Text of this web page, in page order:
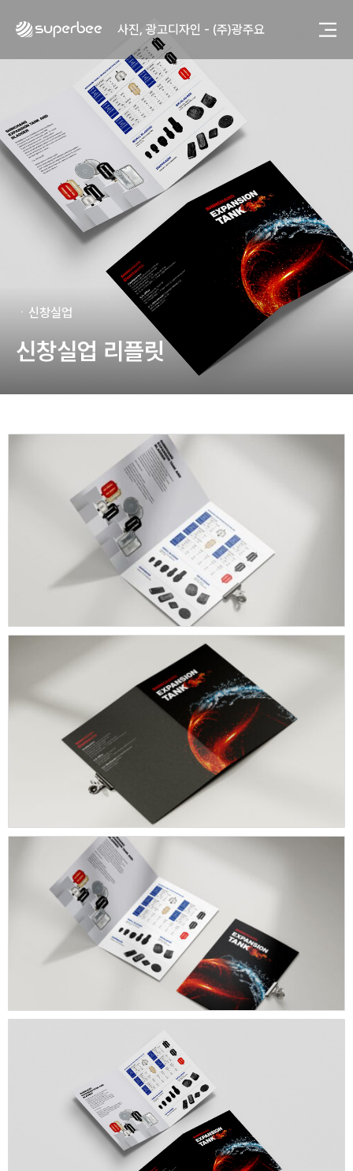
웹사이트 - (주)세스코
제품디자인 - 삼성전자㈜
동영상, CI - 카피어랜드㈜
동영상, 홈페이지 - (주)분독
동영상, 카탈로그 - 피자마루
웹사이트 - 백조씽크
사진, 광고디자인 - 중외제약
패키지, 디자인 - 고려은단
동영상 - (주)듀오백
동영상 - ㈜고피자
동영상 - 모모스커피㈜
동영상 - 삼양홀딩스
동영상 - 킷캣
사진, 광고디자인 - (주)화요
사진, 광고디자인 - (주)광주요
웹사이트 - (주)세스코
제품디자인 - 삼성전자㈜
동영상, CI - 카피어랜드㈜
동영상, 홈페이지 - (주)분독
동영상, 카탈로그 - 피자마루
사진, 광고디자인 - 중외제약
패키지, 디자인 - 고려은단
동영상 - (주)듀오백
동영상 - ㈜고피자
동영상 - 모모스커피㈜
동영상 - 삼양홀딩스
동영상 - 킷캣
ㆍ 신창실업
신창실업 리플릿